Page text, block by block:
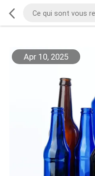
Apr 10, 2025